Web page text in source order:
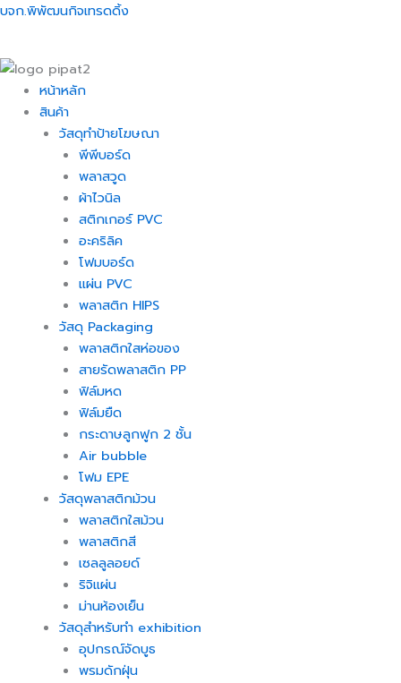
Skip
บจก.พิพัฒนกิจเทรดดิ้ง
Menu
หน้าหลัก
สินค้า
วัสดุทำป้ายโฆษณา
พีพีบอร์ด
พลาสวูด
ผ้าไวนิล
สติกเกอร์ PVC
อะคริลิค
โฟมบอร์ด
แผ่น PVC
พลาสติก HIPS
วัสดุ Packaging
พลาสติกใสห่อของ
สายรัดพลาสติก PP
ฟิล์มหด
ฟิล์มยืด
กระดาษลูกฟูก 2 ชั้น
Air bubble
โฟม EPE
วัสดุพลาสติกม้วน
พลาสติกใสม้วน
พลาสติกสี
เซลลูลอยด์
ริจิแผ่น
ม่านห้องเย็น
วัสดุสำหรับทำ exhibition
อุปกรณ์จัดบูธ
พรมดักฝุ่น
Menu
Menu
Menu